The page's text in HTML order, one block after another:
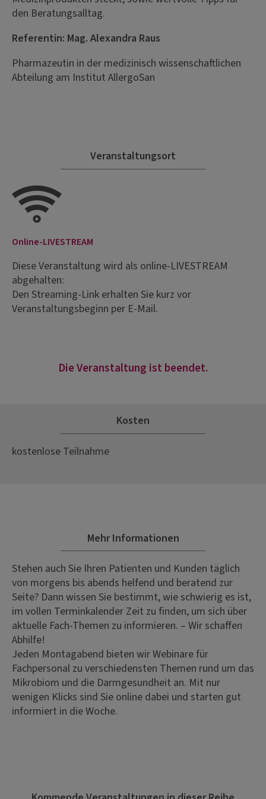
den Beratungsalltag.
Referentin: Mag. Alexandra Raus
Pharmazeutin in der medizinisch wissenschaftlichen
Abteilung am Institut AllergoSan
Veranstaltungsort
Online-LIVESTREAM
Diese Veranstaltung wird als online-LIVESTREAM
abgehalten:
Den Streaming-Link erhalten Sie kurz vor
Veranstaltungsbeginn per E-Mail.
Die Veranstaltung ist beendet.
Kosten
kostenlose Teilnahme
Mehr Informationen
Stehen auch Sie Ihren Patienten und Kunden täglich
von morgens bis abends helfend und beratend zur
Seite? Dann wissen Sie bestimmt, wie schwierig es ist,
im vollen Terminkalender Zeit zu finden, um sich über
aktuelle Fach-Themen zu informieren. – Wir schaffen
Abhilfe!
Jeden Montagabend bieten wir Webinare für
Fachpersonal zu verschiedensten Themen rund um das
Mikrobiom und die Darmgesundheit an. Mit nur
wenigen Klicks sind Sie online dabei und starten gut
informiert in die Woche.